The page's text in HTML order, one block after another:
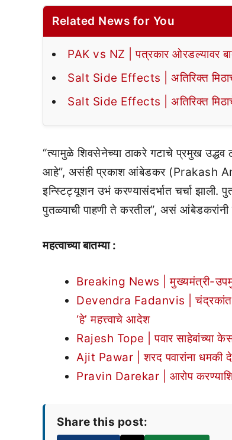
Related News for You
PAK vs NZ | पत्रकार ओरडल्यावर
Salt Side Effects | अतिरिक्त
Salt Side Effects | अतिरिक्त
“त्यामुळे शिवसेनेच्या ठाकरे गटाचे प्रमुख उद्धव
आहे”, असंही प्रकाश आंबेडकर (Prakash
इन्स्टिट्यूशन उभं करण्यासंदर्भात चर्चा झाली.
पुतळ्याची पाहणी ते करतील”, असं आंबेडकरांनी
महत्वाच्या बातम्या :
Breaking News | मुख्यमंत्री-
Devendra Fadanvis | चंद्रकांत
‘हे’ महत्त्वाचे आदेश
Rajesh Tope | पवार साहेबांच्या
Ajit Pawar | शरद पवारांना धमकी
Pravin Darekar | आरोप
Share this post: